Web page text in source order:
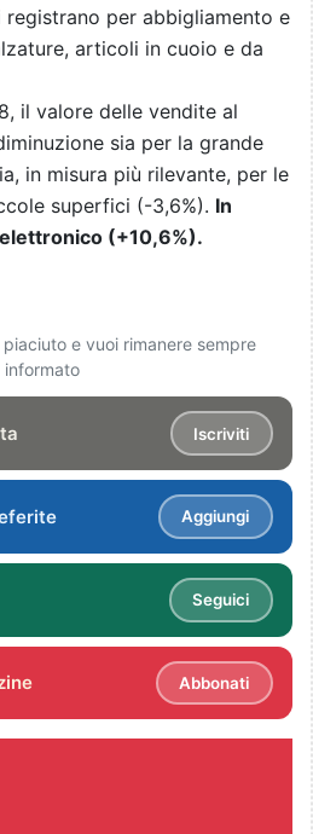
per abbigliamento e
articoli in cuoio e da
il valore delle vendite al
sia per la grande
in misura più rilevante, per le
superfici (-3,6%). In
(+10,6%).
e vuoi rimanere sempre
informato
Iscriviti
Aggiungi
Seguici
Abbonati